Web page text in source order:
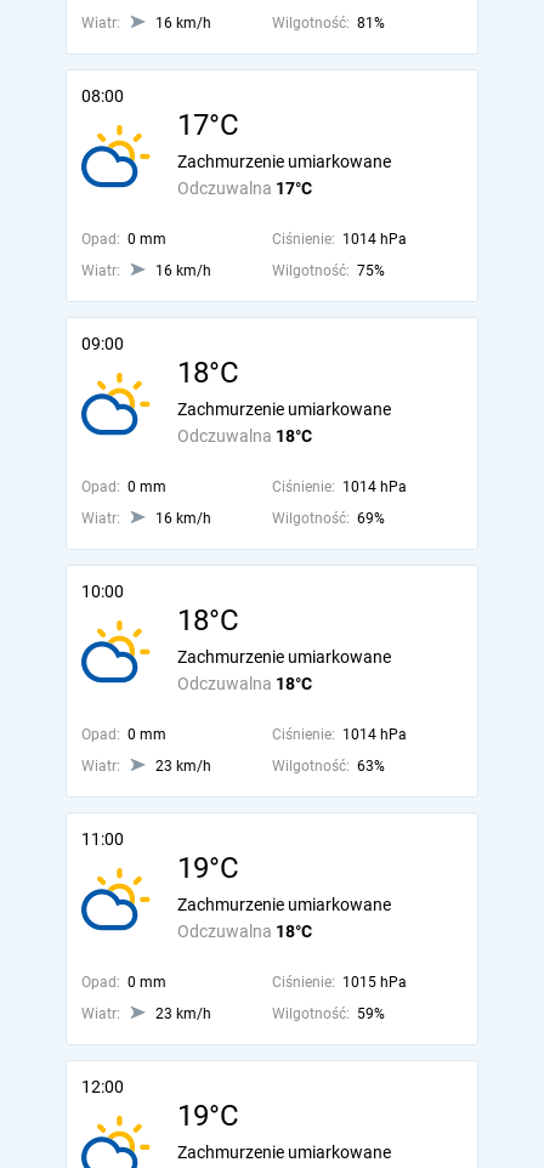
Wiatr: 16 km/h Wilgotność: 81%
08:00
17°C
Odczuwalna 17°C
Zachmurzenie umiarkowane
Opad: 0 mm Ciśnienie: 1014 hPa
Wiatr:
16 km/h Wilgotność: 75%
09:00
18°C
Odczuwalna 18°C
Zachmurzenie umiarkowane
Opad: 0 mm Ciśnienie: 1014 hPa
Wiatr:
16 km/h Wilgotność: 69%
10:00
18°C
Odczuwalna 18°C
Zachmurzenie umiarkowane
Opad: 0 mm Ciśnienie: 1014 hPa
Wiatr:
23 km/h Wilgotność: 63%
11:00
19°C
Odczuwalna 18°C
Zachmurzenie umiarkowane
Opad: 0 mm Ciśnienie: 1015 hPa
Wiatr:
23 km/h Wilgotność: 59%
12:00
19°C
Zachmurzenie umiarkowane